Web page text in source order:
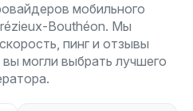
мобильного
Bouthéon. Мы
пинг и отзывы
могли выбрать лучшего